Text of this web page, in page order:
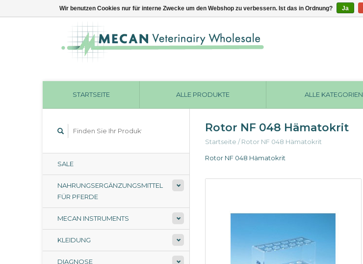
STARTSEITE ALLE PRODUKTE ALLE KATEGORIEN
SALE
NAHRUNGSERGÄNZUNGSMITTEL
FÜR PFERDE
MECAN INSTRUMENTS
KLEIDUNG
DIAGNOSE
Rotor NF 048 Hämatokrit
Startseite /Rotor NF 048 Hämatokrit
Rotor NF 048 Hämatokrit
Wir benutzen Cookies nur für interne Zwecke um den Webshop zu verbessern. Ist das in Ordnung? Ja